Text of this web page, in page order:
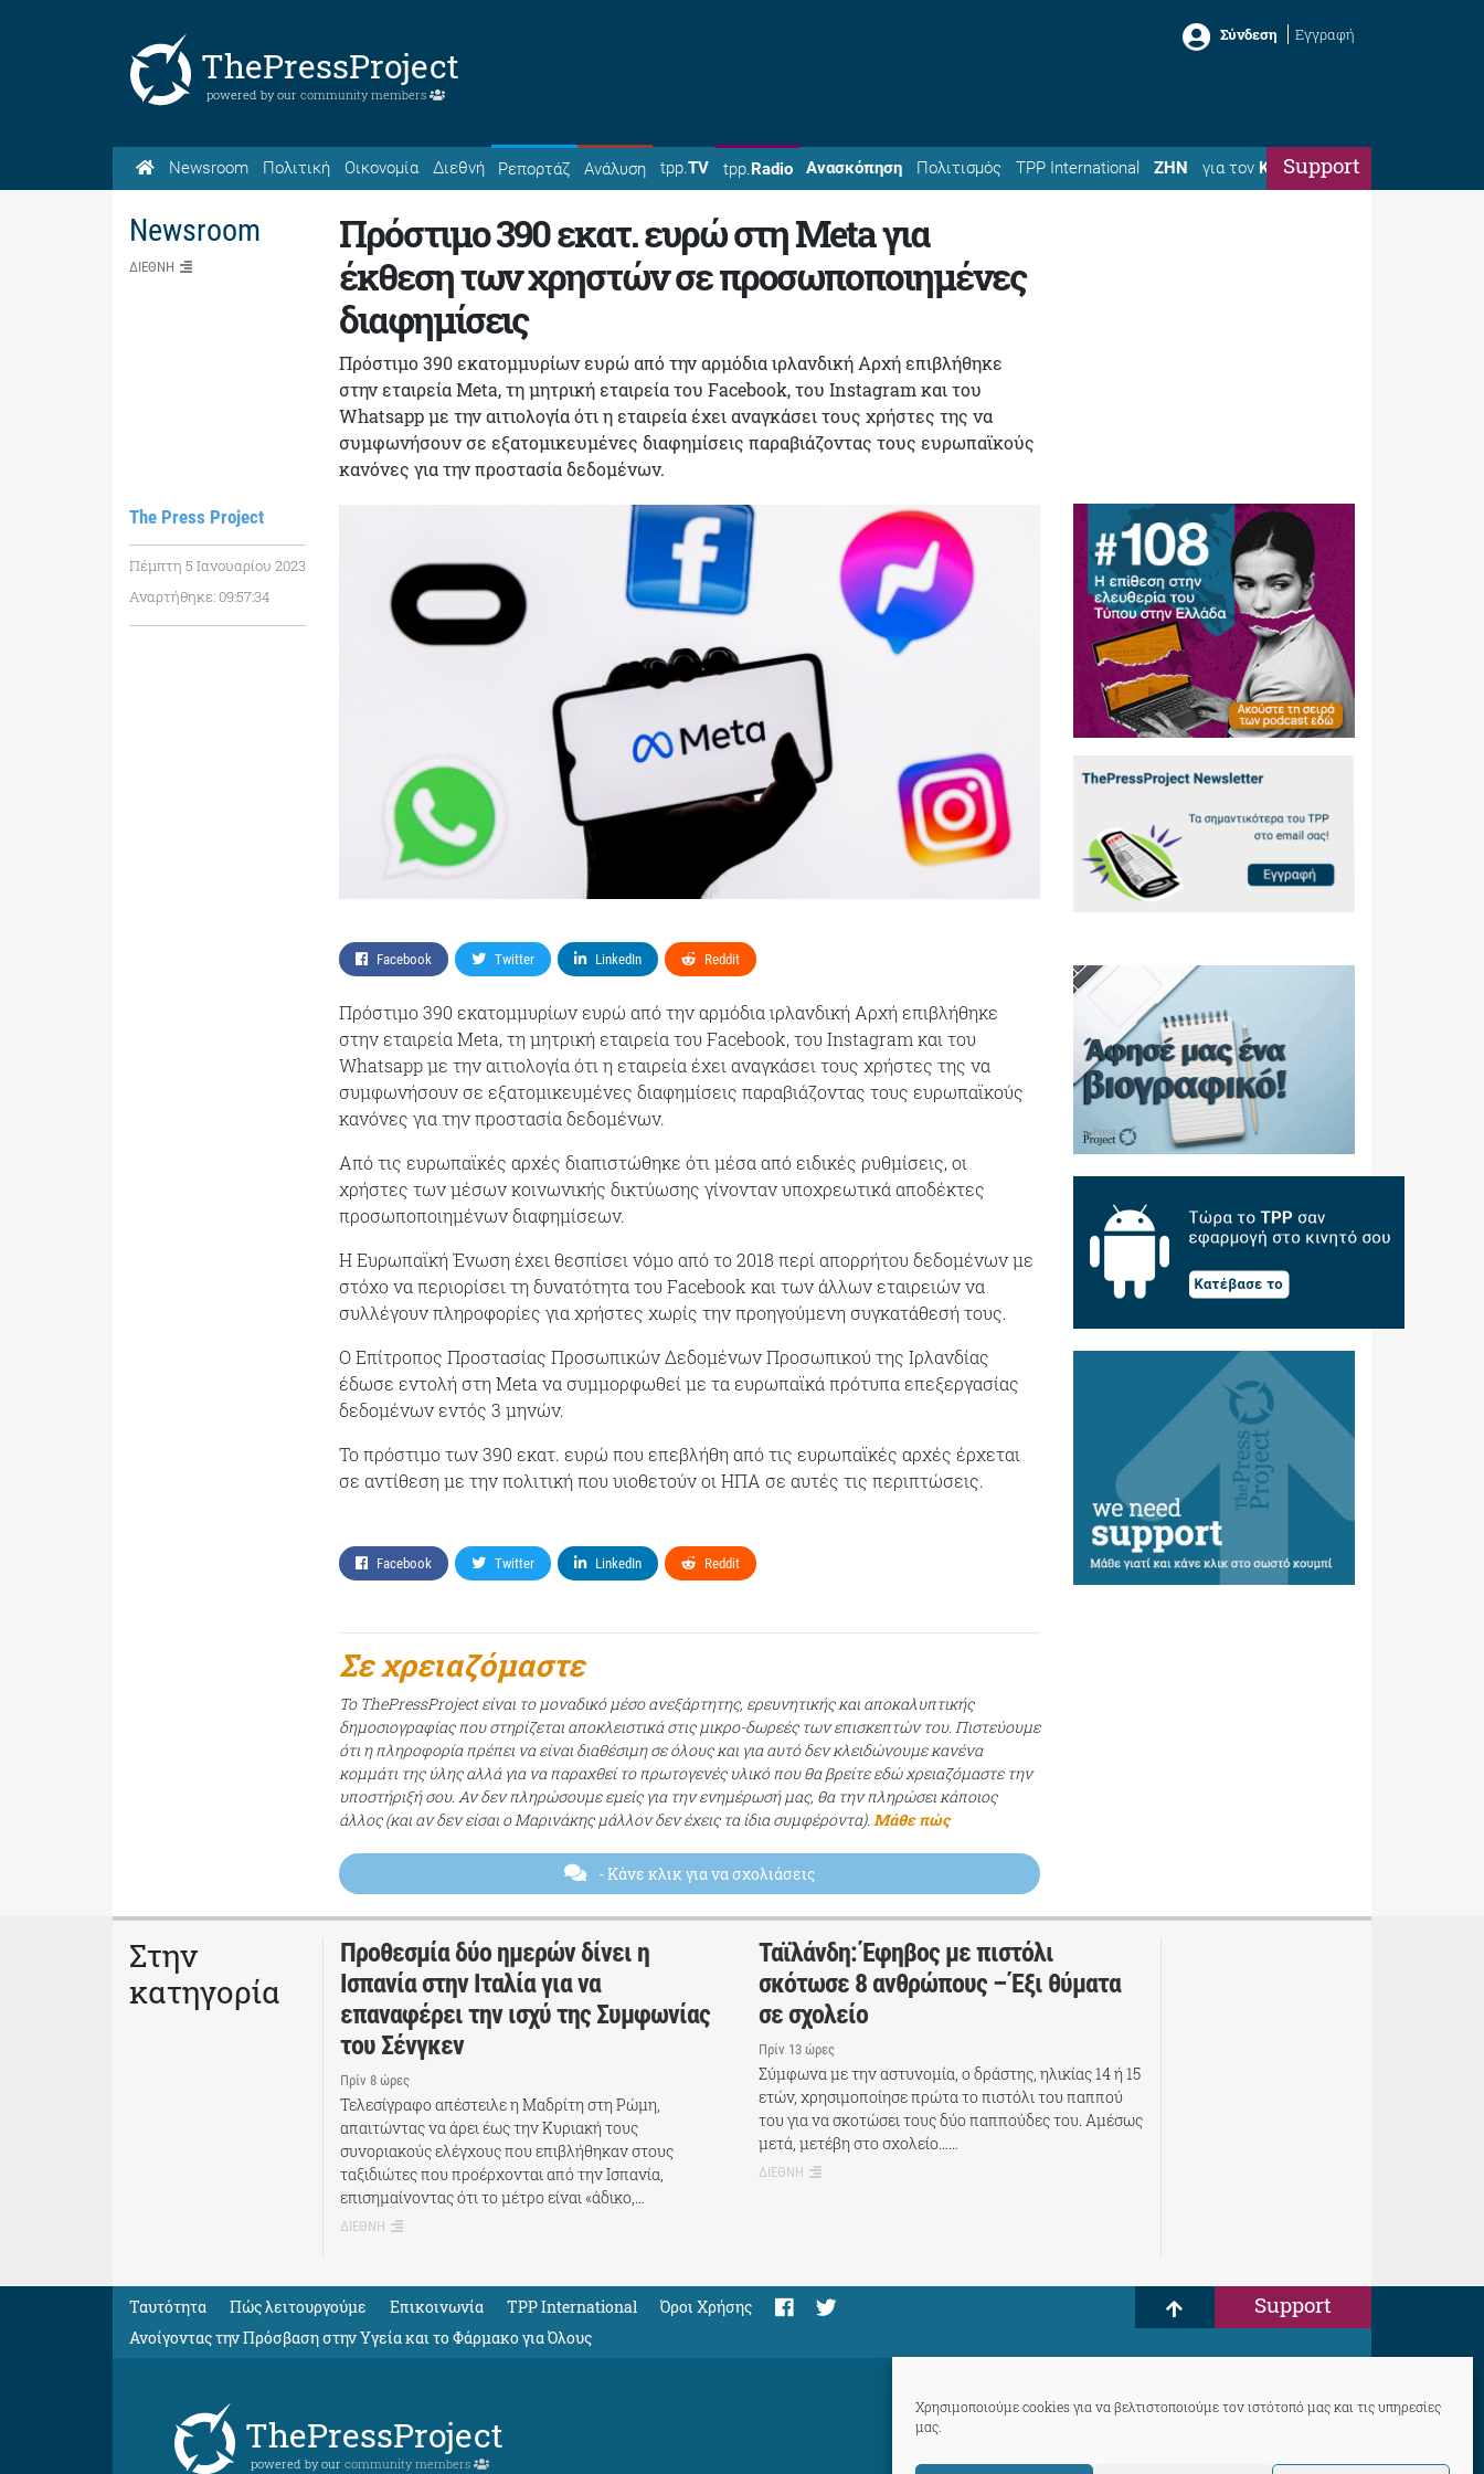
Χρησιμοποιούμε cookies για να βελτιστοποιούμε τον ιστότοπό μας και τις υπηρεσίες
μας.
ThePressProject
powered by our community members
Σύνδεση Εγγραφή
Newsroom Πολιτική Οικονομία Διεθνή Ρεπορτάζ Ανάλυση tpp.TV tpp.Radio Ανασκόπηση Πολιτισμός TPP International ΖΗΝ για τον ΚώσταSupport
Newsroom
ΔΙΕΘΝΗ
The Press Project
Πέμπτη 5 Ιανουαρίου 2023
Αναρτήθηκε: 09:57:34
Πρόστιμο 390 εκατ. ευρώ στη Meta για
έκθεση των χρηστών σε προσωποποιημένες
διαφημίσεις
Πρόστιμο 390 εκατομμυρίων ευρώ από την αρμόδια ιρλανδική Αρχή επιβλήθηκε
στην εταιρεία Meta, τη μητρική εταιρεία του Facebook, του Instagram και του
Whatsapp με την αιτιολογία ότι η εταιρεία έχει αναγκάσει τους χρήστες της να
συμφωνήσουν σε εξατομικευμένες διαφημίσεις παραβιάζοντας τους ευρωπαϊκούς
κανόνες για την προστασία δεδομένων.
Facebook Twitter LinkedIn Reddit
Πρόστιμο 390 εκατομμυρίων ευρώ από την αρμόδια ιρλανδική Αρχή επιβλήθηκε
στην εταιρεία Meta, τη μητρική εταιρεία του Facebook, του Instagram και του
Whatsapp με την αιτιολογία ότι η εταιρεία έχει αναγκάσει τους χρήστες της να
συμφωνήσουν σε εξατομικευμένες διαφημίσεις παραβιάζοντας τους ευρωπαϊκούς
κανόνες για την προστασία δεδομένων.
Από τις ευρωπαϊκές αρχές διαπιστώθηκε ότι μέσα από ειδικές ρυθμίσεις, οι
χρήστες των μέσων κοινωνικής δικτύωσης γίνονταν υποχρεωτικά αποδέκτες
προσωποποιημένων διαφημίσεων.
Η Ευρωπαϊκή Ένωση έχει θεσπίσει νόμο από το 2018 περί απορρήτου δεδομένων με
στόχο να περιορίσει τη δυνατότητα του Facebook και των άλλων εταιρειών να
συλλέγουν πληροφορίες για χρήστες χωρίς την προηγούμενη συγκατάθεσή τους.
Ο Επίτροπος Προστασίας Προσωπικών Δεδομένων Προσωπικού της Ιρλανδίας
έδωσε εντολή στη Meta να συμμορφωθεί με τα ευρωπαϊκά πρότυπα επεξεργασίας
δεδομένων εντός 3 μηνών.
Το πρόστιμο των 390 εκατ. ευρώ που επεβλήθη από τις ευρωπαϊκές αρχές έρχεται
σε αντίθεση με την πολιτική που υιοθετούν οι ΗΠΑ σε αυτές τις περιπτώσεις.
Facebook Twitter LinkedIn Reddit
Σε χρειαζόμαστε
Το ThePressProject είναι το μοναδικό μέσο ανεξάρτητης, ερευνητικής και αποκαλυπτικής
δημοσιογραφίας που στηρίζεται αποκλειστικά στις μικρο-δωρεές των επισκεπτών του. Πιστεύουμε
ότι η πληροφορία πρέπει να είναι διαθέσιμη σε όλους και για αυτό δεν κλειδώνουμε κανένα
κομμάτι της ύλης αλλά για να παραχθεί το πρωτογενές υλικό που θα βρείτε εδώ χρειαζόμαστε την
υποστήριξή σου. Αν δεν πληρώσουμε εμείς για την ενημέρωσή μας, θα την πληρώσει κάποιος
άλλος (και αν δεν είσαι ο Μαρινάκης μάλλον δεν έχεις τα ίδια συμφέροντα). Μάθε πώς
- Κάνε κλικ για να σχολιάσεις
Στην
κατηγορία
Προθεσμία δύο ημερών δίνει η
Ισπανία στην Ιταλία για να
επαναφέρει την ισχύ της Συμφωνίας
του Σένγκεν
Πρίν 8 ώρες
Τελεσίγραφο απέστειλε η Μαδρίτη στη Ρώμη,
απαιτώντας να άρει έως την Κυριακή τους
συνοριακούς ελέγχους που επιβλήθηκαν στους
ταξιδιώτες που προέρχονται από την Ισπανία,
επισημαίνοντας ότι το μέτρο είναι «άδικο,…
ΔΙΕΘΝΗ
Ταϊλάνδη: Έφηβος με πιστόλι
σκότωσε 8 ανθρώπους – Έξι θύματα
σε σχολείο
Πρίν 13 ώρες
Σύμφωνα με την αστυνομία, ο δράστης, ηλικίας 14 ή 15
ετών, χρησιμοποίησε πρώτα το πιστόλι του παππού
του για να σκοτώσει τους δύο παππούδες του. Αμέσως
μετά, μετέβη στο σχολείο……
ΔΙΕΘΝΗ
Ταυτότητα Πώς λειτουργούμε Eπικοινωνία TPP International
Όροι Χρήσης
Ανοίγοντας την Πρόσβαση στην Υγεία και το Φάρμακο για Όλους
Support
ThePressProject
powered by our community members